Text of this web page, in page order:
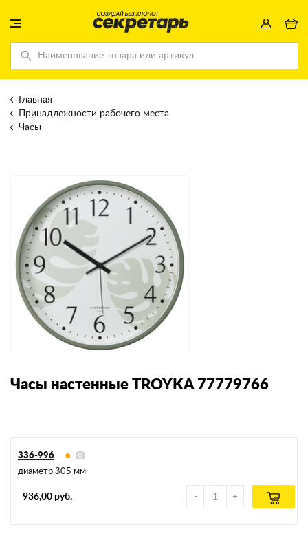
Главная
Принадлежности рабочего места
Часы
Часы настенные TROYKA 77779766
336-996
диаметр 305 мм
936,00 руб.